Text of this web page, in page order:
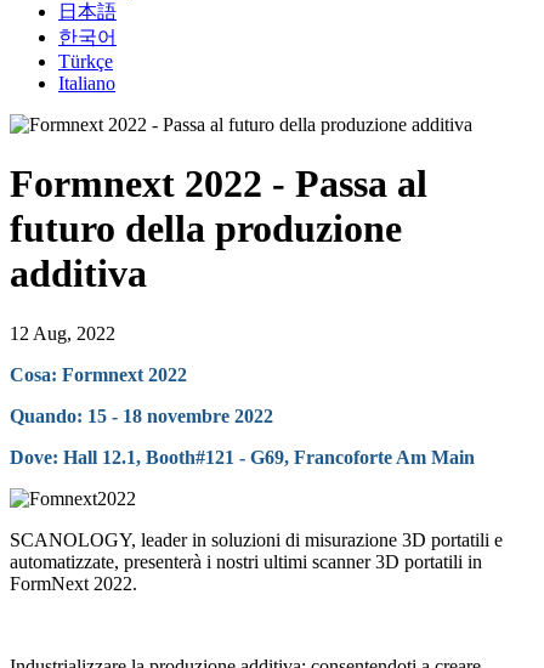
日本語
한국어
Türkçe
Italiano
Formnext 2022 - Passa al
futuro della produzione
additiva
12 Aug, 2022
Cosa: Formnext 2022
Quando: 15 - 18 novembre 2022
Dove: Hall 12.1, Booth#121 - G69, Francoforte Am Main
SCANOLOGY, leader in soluzioni di misurazione 3D portatili e
automatizzate, presenterà i nostri ultimi scanner 3D portatili in
FormNext 2022.